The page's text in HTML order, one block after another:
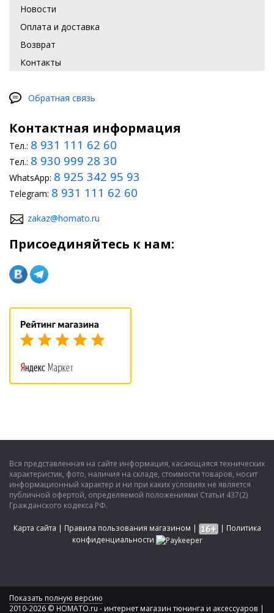
Новости
Оплата и доставка
Возврат
Контакты
Обратная связь
Контактная информация
Тел.: 8 931 111 62 60
Тел.: 8 930 999 28 30
WhatsApp: 8 925 342 95 93
Telegram: 8 931 111 62 60
zakaz@homato.ru
Присоединяйтесь к нам:
Вся представленная на сайте информация, касающаяся технических
характеристик, фото, наличия на складе, стоимости товаров, носит
информационный характер и ни при каких условиях не является
публичной офертой, определяемой положениями Статьи 437(2)
Гражданского кодекса РФ.
Карта сайта | Правила пользования магазином | | Политика
конфиденциальности
Показать полную версию
2010-2026 © HOMATO.ru - интернет магазин тюнинга и аксессуаров |